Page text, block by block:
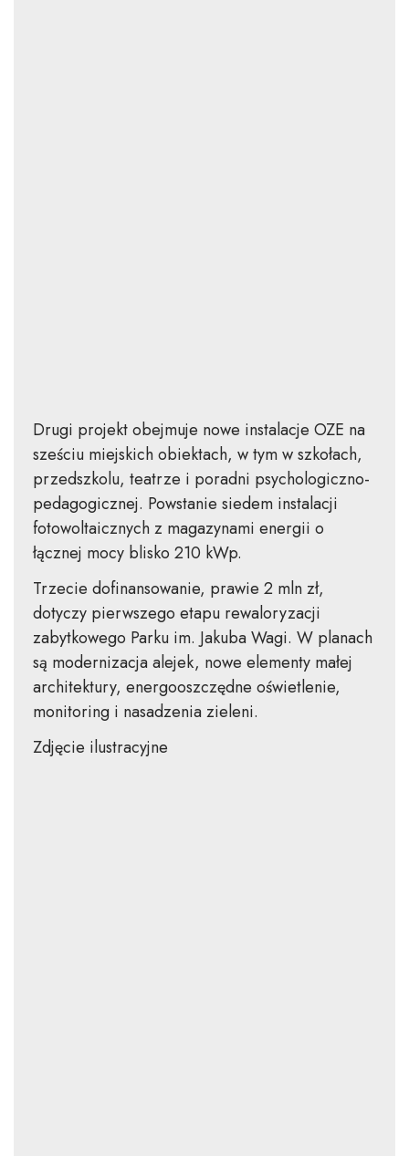
Drugi projekt obejmuje nowe instalacje OZE na
sześciu miejskich obiektach, w tym w szkołach,
przedszkolu, teatrze i poradni psychologiczno-
pedagogicznej. Powstanie siedem instalacji
fotowoltaicznych z magazynami energii o
łącznej mocy blisko 210 kWp.
Trzecie dofinansowanie, prawie 2 mln zł,
dotyczy pierwszego etapu rewaloryzacji
zabytkowego Parku im. Jakuba Wagi. W planach
są modernizacja alejek, nowe elementy małej
architektury, energooszczędne oświetlenie,
monitoring i nasadzenia zieleni.
Zdjęcie ilustracyjne